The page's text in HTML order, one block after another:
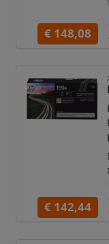
€ 148,08
€ 142,44